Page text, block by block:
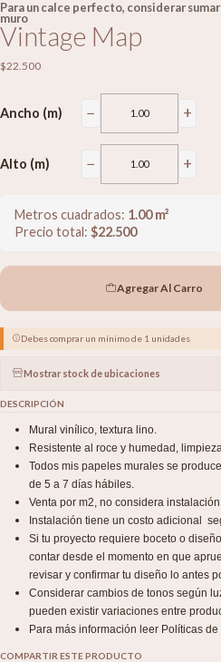
Para un calce perfecto, considerar
muro
Vintage Map
$22.500
Ancho (m) − +
Alto (m) − +
Metros cuadrados: 1.00m²
Precio total: $22.500
Agregar Al Carro
Debes comprar un mínimo de 1 unidades
Mostrar stock de ubicaciones
DESCRIPCIÓN
Mural vinílico, textura lino.
Resistente al roce y humedad,
Todos mis papeles murales se
de 5 a 7 días hábiles.
Venta por m2, no considera
Instalación tiene un costo adicional
Si tu proyecto requiere boceto o
contar desde el momento en que
revisar y confirmar tu diseño lo antes
Considerar cambios de tonos según
pueden existir variaciones entre
Para más información leer Políticas
COMPARTIR ESTE PRODUCTO